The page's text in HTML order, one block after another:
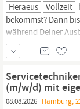
Heraeus Vollzeit
bekommst? Dann
während Deiner
Konfiguration von
Inbetriebnahme
und Systemen
Sofortmaßnahmen
(m/w/d) mit
08.08.2026 Hamburg,